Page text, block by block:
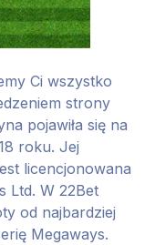
Ci wszystko
strony
pojawiła się na
roku. Jej
licencjonowana
Ltd. W 22Bet
od najbardziej
Megaways.